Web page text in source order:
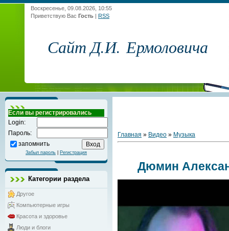
Воскресенье, 09.08.2026, 10:55
Приветствую Вас Гость | RSS
Сайт Д.И. Ермоловича
Если вы регистрировались
Login:
Пароль:
запомнить
Забыл пароль Регистрация
Категории раздела
Другое
Компьютерные игры
Красота и здоровье
Люди и блоги
Главная » Видео » Музыка
Дюмин